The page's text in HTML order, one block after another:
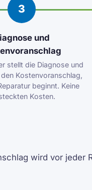
3
und
stellt die Diagnose und
Kostenvoranschlag,
beginnt. Keine
Kosten.
wird vor jeder